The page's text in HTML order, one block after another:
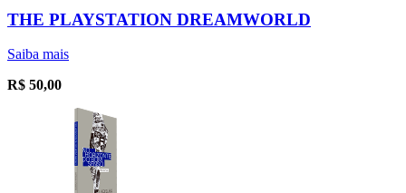
THE PLAYSTATION DREAMWORLD
Saiba mais
R$ 50,00